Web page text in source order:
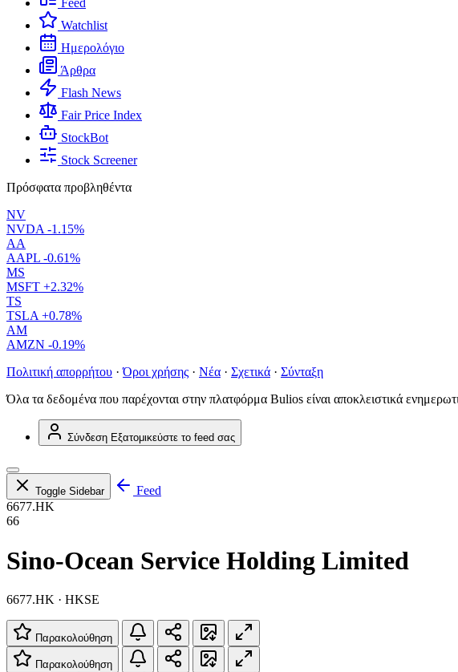
Feed
Watchlist
Ημερολόγιο
Άρθρα
Flash News
Fair Price Index
StockBot
Stock Screener
Πρόσφατα προβληθέντα
NV
NVDA -1.15%
AA
AAPL -0.61%
MS
MSFT +2.32%
TS
TSLA +0.78%
AM
AMZN -0.19%
Πολιτική απορρήτου · Όροι χρήσης · Νέα · Σχετικά · Σύνταξη
Όλα τα δεδομένα που παρέχονται στην πλατφόρμα Bulios είναι αποκλειστικά
Σύνδεση Εξατομικεύστε το feed σας
Toggle Sidebar
Feed
6677.HK
66
Sino-Ocean Service Holding Limited
6677.HK · HKSE
Παρακολούθηση
Παρακολούθηση